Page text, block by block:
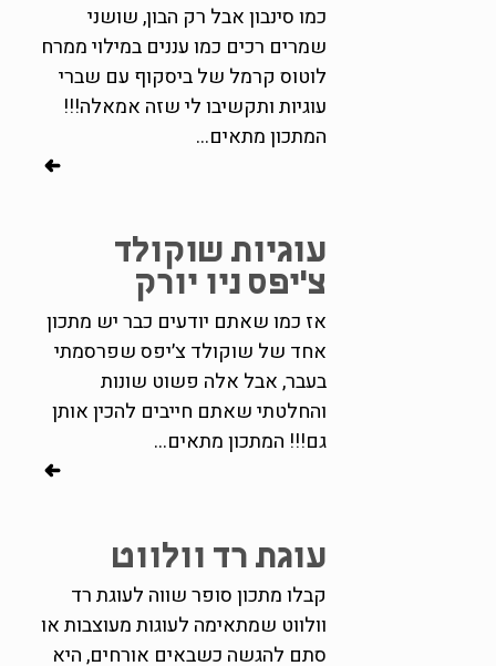
כמו סינבון אבל רק הבון, שושני
שמרים רכים כמו עננים במילוי ממרח
לוטוס קרמל של ביסקוף עם שברי
עוגיות ותקשיבו לי שזה אמאלה!!!
המתכון מתאים...
עוגיות שוקולד
צ׳יפס ניו יורק
אז כמו שאתם יודעים כבר יש מתכון
אחד של שוקולד צ׳יפס שפרסמתי
בעבר, אבל אלה פשוט שונות
והחלטתי שאתם חייבים להכין אותן
גם!!! המתכון מתאים...
עוגת רד וולווט
קבלו מתכון סופר שווה לעוגת רד
וולווט שמתאימה לעוגות מעוצבות או
סתם להגשה כשבאים אורחים, היא